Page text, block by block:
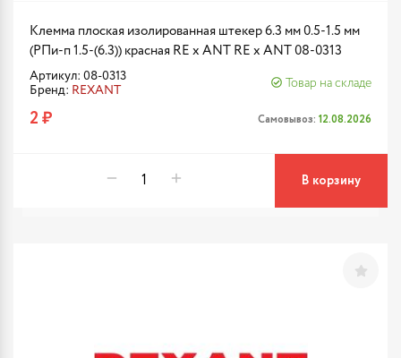
Клемма плоская изолированная штекер 6.3 мм 0.5-1.5 мм
(РПи-п 1.5-(6.3)) красная RE x ANT RE x ANT 08-0313
Артикул: 08-0313
Бренд: REXANT
Товар на складе
2 ₽ Самовывоз: 12.08.2026
В корзину